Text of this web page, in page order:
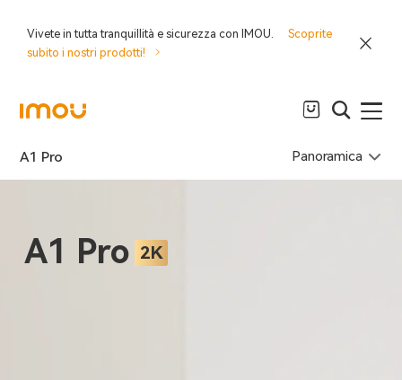
Vivete in tutta tranquillità e sicurezza con IMOU.
Scoprite
subito i nostri prodotti!
A1 Pro Panoramica
A1 Pro 2K